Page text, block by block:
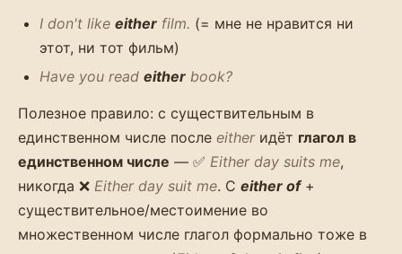
I don't like either film. (= мне не нравится ни
этот, ни тот фильм)
Have you read either book?
Полезное правило: с существительным в
единственном числе после eitherидёт глагол в
единственном числе — ✅ Either day suits me,
никогда ❌ Either day suit me. С either of+
существительное/местоимение во
множественном числе глагол формально тоже в